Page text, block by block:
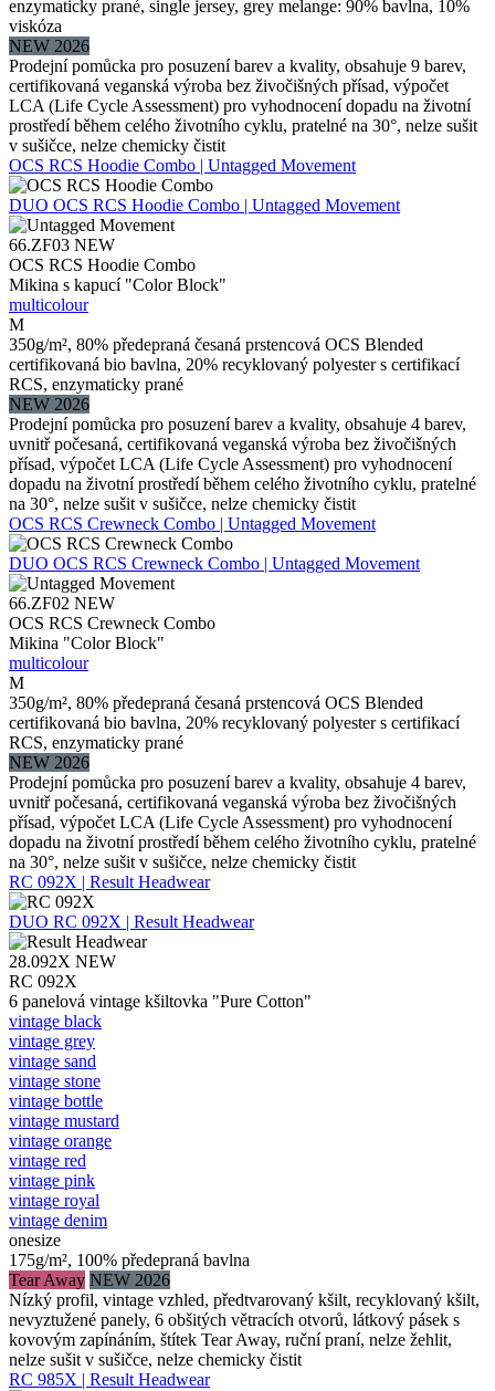
enzymaticky prané, single jersey, grey melange: 90% bavlna, 10%
viskóza
NEW 2026
Prodejní pomůcka pro posuzení barev a kvality, obsahuje 9 barev,
certifikovaná veganská výroba bez živočišných přísad, výpočet
LCA (Life Cycle Assessment) pro vyhodnocení dopadu na životní
prostředí během celého životního cyklu, pratelné na 30°, nelze sušit
v sušičce, nelze chemicky čistit
OCS RCS Hoodie Combo | Untagged Movement
DUO OCS RCS Hoodie Combo | Untagged Movement
66.ZF03 NEW
OCS RCS Hoodie Combo
Mikina s kapucí "Color Block"
multicolour
M
350g/m², 80% předepraná česaná prstencová OCS Blended
certifikovaná bio bavlna, 20% recyklovaný polyester s certifikací
RCS, enzymaticky prané
NEW 2026
Prodejní pomůcka pro posuzení barev a kvality, obsahuje 4 barev,
uvnitř počesaná, certifikovaná veganská výroba bez živočišných
přísad, výpočet LCA (Life Cycle Assessment) pro vyhodnocení
dopadu na životní prostředí během celého životního cyklu, pratelné
na 30°, nelze sušit v sušičce, nelze chemicky čistit
OCS RCS Crewneck Combo | Untagged Movement
DUO OCS RCS Crewneck Combo | Untagged Movement
66.ZF02 NEW
OCS RCS Crewneck Combo
Mikina "Color Block"
multicolour
M
350g/m², 80% předepraná česaná prstencová OCS Blended
certifikovaná bio bavlna, 20% recyklovaný polyester s certifikací
RCS, enzymaticky prané
NEW 2026
Prodejní pomůcka pro posuzení barev a kvality, obsahuje 4 barev,
uvnitř počesaná, certifikovaná veganská výroba bez živočišných
přísad, výpočet LCA (Life Cycle Assessment) pro vyhodnocení
dopadu na životní prostředí během celého životního cyklu, pratelné
na 30°, nelze sušit v sušičce, nelze chemicky čistit
RC 092X | Result Headwear
DUO RC 092X | Result Headwear
28.092X NEW
RC 092X
6 panelová vintage kšiltovka "Pure Cotton"
vintage black
vintage grey
vintage sand
vintage stone
vintage bottle
vintage mustard
vintage orange
vintage red
vintage pink
vintage royal
vintage denim
onesize
175g/m², 100% předepraná bavlna
Tear Away NEW 2026
Nízký profil, vintage vzhled, předtvarovaný kšilt, recyklovaný kšilt,
nevyztužené panely, 6 obšitých větracích otvorů, látkový pásek s
kovovým zapínáním, štítek Tear Away, ruční praní, nelze žehlit,
nelze sušit v sušičce, nelze chemicky čistit
RC 985X | Result Headwear